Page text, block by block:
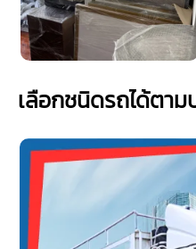
เลือกชนิดรถได้ตา